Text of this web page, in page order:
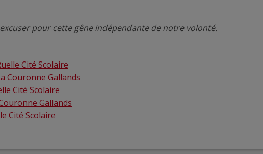
pour cette gêne indépendante de notre volonté.
Cité Scolaire
Couronne Gallands
Cité Scolaire
Gallands
Cité Scolaire